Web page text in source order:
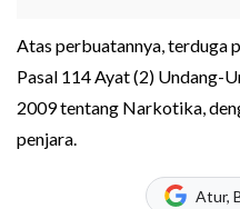
Atas perbuatannya, terduga
Pasal 114 Ayat (2) Undang-
2009 tentang Narkotika,
penjara.
Atur,